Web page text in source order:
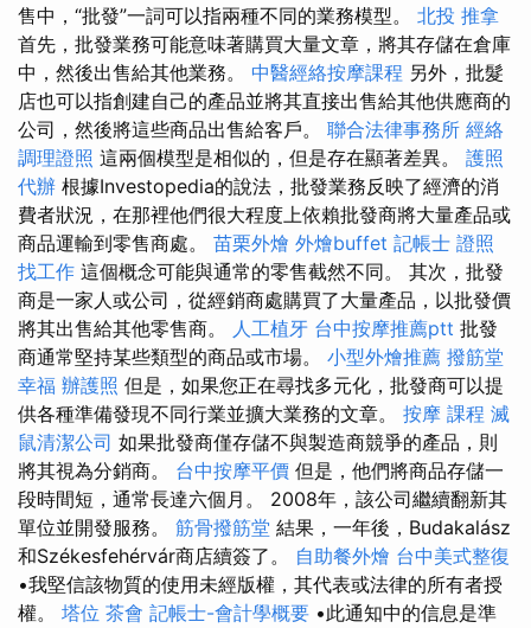
售中，“批發”一詞可以指兩種不同的業務模型。 北投 推拿
首先，批發業務可能意味著購買大量文章，將其存儲在倉庫
中，然後出售給其他業務。 中醫經絡按摩課程 另外，批髮
店也可以指創建自己的產品並將其直接出售給其他供應商的
公司，然後將這些商品出售給客戶。 聯合法律事務所 經絡
調理證照 這兩個模型是相似的，但是存在顯著差異。 護照
代辦 根據Investopedia的說法，批發業務反映了經濟的消
費者狀況，在那裡他們很大程度上依賴批發商將大量產品或
商品運輸到零售商處。 苗栗外燴 外燴buffet 記帳士 證照
找工作 這個概念可能與通常的零售截然不同。 其次，批發
商是一家人或公司，從經銷商處購買了大量產品，以批發價
將其出售給其他零售商。 人工植牙 台中按摩推薦ptt 批發
商通常堅持某些類型的商品或市場。 小型外燴推薦 撥筋堂
幸福 辦護照 但是，如果您正在尋找多元化，批發商可以提
供各種準備發現不同行業並擴大業務的文章。 按摩 課程 滅
鼠清潔公司 如果批發商僅存儲不與製造商競爭的產品，則
將其視為分銷商。 台中按摩平價 但是，他們將商品存儲一
段時間短，通常長達六個月。 2008年，該公司繼續翻新其
單位並開發服務。 筋骨撥筋堂 結果，一年後，Budakalász
和Székesfehérvár商店續簽了。 自助餐外燴 台中美式整復
•我堅信該物質的使用未經版權，其代表或法律的所有者授
權。 塔位 茶會 記帳士-會計學概要 •此通知中的信息是準